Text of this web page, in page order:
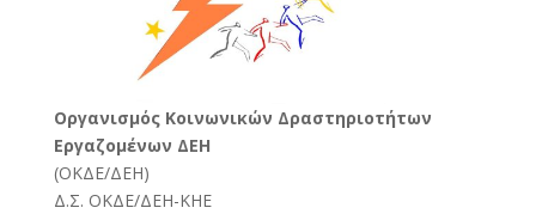
Oργανισμός Κοινωνικών Δραστηριοτήτων
Εργαζομένων ΔΕΗ
(ΟΚΔΕ/ΔΕΗ)
Δ.Σ. ΟΚΔΕ/ΔΕΗ-ΚΗΕ